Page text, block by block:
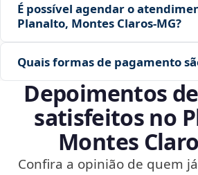
É possível agendar o
Planalto, Montes Claros‑MG?
Quais formas de pagamento
Depoimentos
satisfeitos no
Montes
Confira a opinião de quem